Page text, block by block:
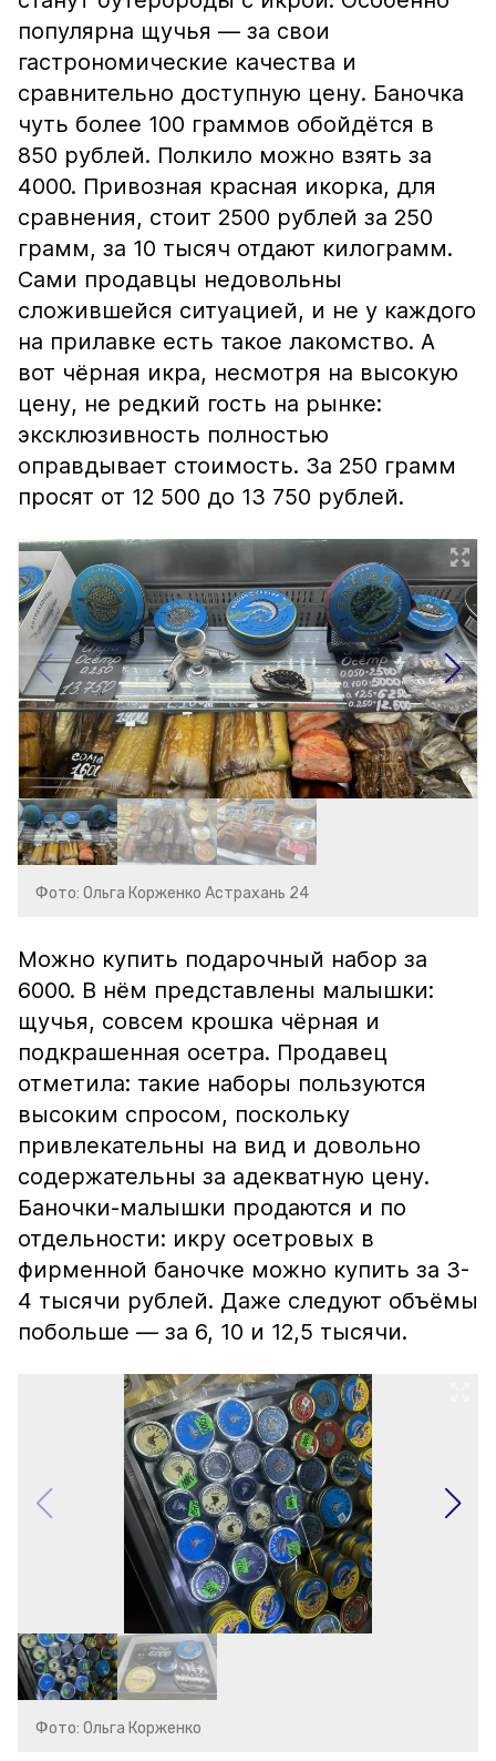
популярна щучья — за свои
гастрономические качества и
сравнительно доступную цену. Баночка
чуть более 100 граммов обойдётся в
850 рублей. Полкило можно взять за
4000. Привозная красная икорка, для
сравнения, стоит 2500 рублей за 250
грамм, за 10 тысяч отдают килограмм.
Сами продавцы недовольны
сложившейся ситуацией, и не у каждого
на прилавке есть такое лакомство. А
вот чёрная икра, несмотря на высокую
цену, не редкий гость на рынке:
эксклюзивность полностью
оправдывает стоимость. За 250 грамм
просят от 12 500 до 13 750 рублей.
Фото: Ольга Корженко Астрахань 24
Можно купить подарочный набор за
6000. В нём представлены малышки:
щучья, совсем крошка чёрная и
подкрашенная осетра. Продавец
отметила: такие наборы пользуются
высоким спросом, поскольку
привлекательны на вид и довольно
содержательны за адекватную цену.
Баночки-малышки продаются и по
отдельности: икру осетровых в
фирменной баночке можно купить за 3-
4 тысячи рублей. Даже следуют объёмы
побольше — за 6, 10 и 12,5 тысячи.
Фото: Ольга Корженко